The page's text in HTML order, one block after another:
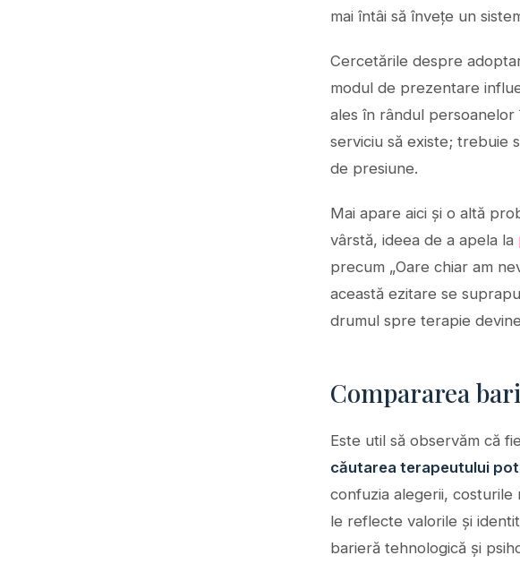
mai întâi să învețe un
Cercetările despre
modul de prezentare
ales în rândul
serviciu să existe; trebuie
de presiune.
Mai apare aici și o altă
vârstă, ideea de a apela la
precum „Oare chiar am
această ezitare se
drumul spre terapie
Compararea
Este util să observăm că
căutarea terapeutului
confuzia alegerii, costurile
le reflecte valorile și
barieră tehnologică și